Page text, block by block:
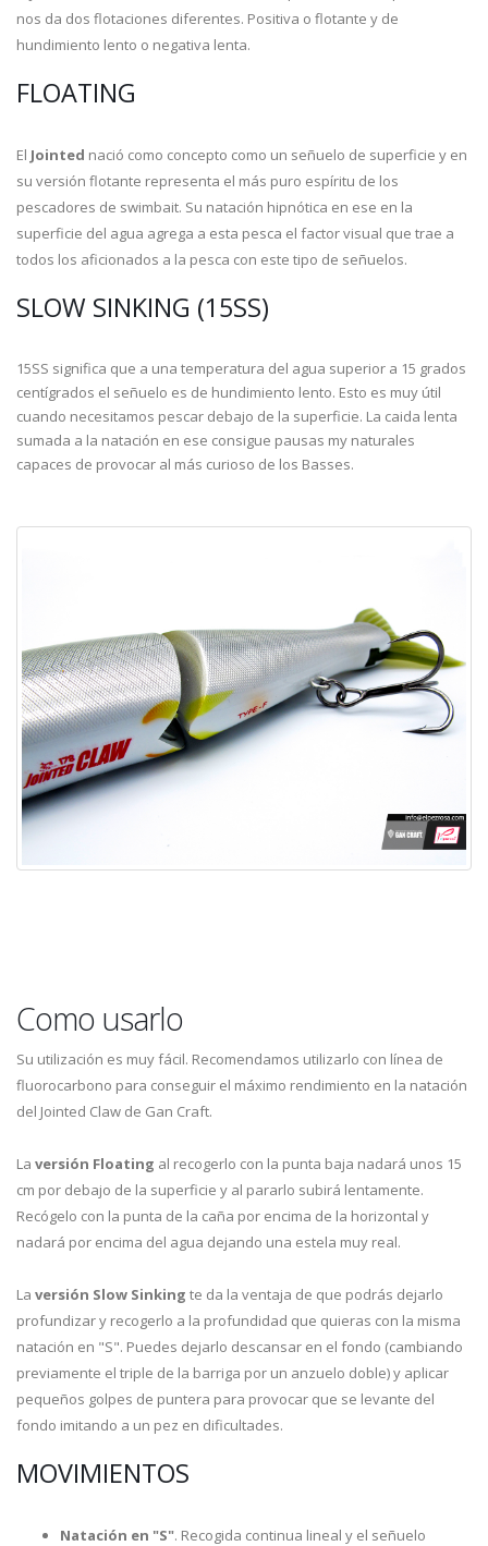
nos da dos flotaciones diferentes. Positiva o flotante y de
hundimiento lento o negativa lenta.
FLOATING
El Jointed nació como concepto como un señuelo de superficie y en
su versión flotante representa el más puro espíritu de los
pescadores de swimbait. Su natación hipnótica en ese en la
superficie del agua agrega a esta pesca el factor visual que trae a
todos los aficionados a la pesca con este tipo de señuelos.
SLOW SINKING (15SS)
15SS significa que a una temperatura del agua superior a 15 grados
centígrados el señuelo es de hundimiento lento. Esto es muy útil
cuando necesitamos pescar debajo de la superficie. La caida lenta
sumada a la natación en ese consigue pausas my naturales
capaces de provocar al más curioso de los Basses.
Como usarlo
Su utilización es muy fácil. Recomendamos utilizarlo con línea de
fluorocarbono para conseguir el máximo rendimiento en la natación
del Jointed Claw de Gan Craft.
La versión Floating al recogerlo con la punta baja nadará unos 15
cm por debajo de la superficie y al pararlo subirá lentamente.
Recógelo con la punta de la caña por encima de la horizontal y
nadará por encima del agua dejando una estela muy real.
La versión Slow Sinking te da la ventaja de que podrás dejarlo
profundizar y recogerlo a la profundidad que quieras con la misma
natación en "S". Puedes dejarlo descansar en el fondo (cambiando
previamente el triple de la barriga por un anzuelo doble) y aplicar
pequeños golpes de puntera para provocar que se levante del
fondo imitando a un pez en dificultades.
MOVIMIENTOS
Natación en "S". Recogida continua lineal y el señuelo